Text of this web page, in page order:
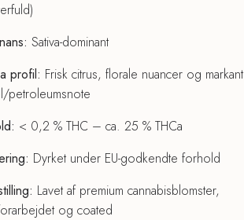
Sativa-dominant
profil: Frisk citrus, florale nuancer og markant
petroleumsnote
< 0,2 % THC – ca. 25 % THCa
Dyrket under EU-godkendte forhold
Lavet af premium cannabisblomster,
og coated